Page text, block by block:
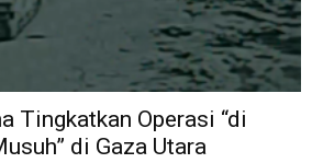
Tingkatkan Operasi “di
di Gaza Utara